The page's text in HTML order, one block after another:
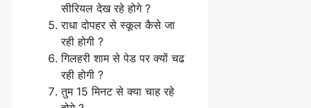
सीरियल देख रहे होगे ?
राधा दोपहर से स्कूल कैसे जा
रही होगी ?
गिलहरी शाम से पेड पर क्यों चढ
रही होगी ?
तुम 15 मिनट से क्या चाह रहे